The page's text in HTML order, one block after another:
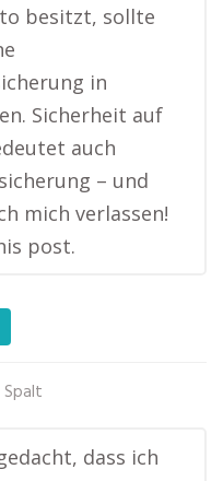
besitzt, sollte
in
Sicherheit auf
auch
– und
mich verlassen!
post.
Spalt
dass ich